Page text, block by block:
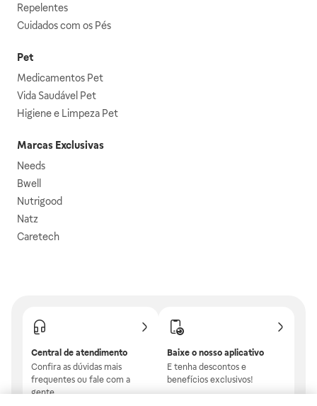
Repelentes
Cuidados com os Pés
Pet
Medicamentos Pet
Vida Saudável Pet
Higiene e Limpeza Pet
Marcas Exclusivas
Needs
Bwell
Nutrigood
Natz
Caretech
Central de atendimento
Confira as dúvidas mais
frequentes ou fale com a
gente.
Baixe o nosso aplicativo
E tenha descontos e
benefícios exclusivos!